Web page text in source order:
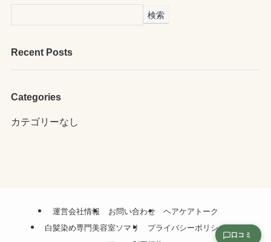
検索
Recent Posts
Categories
カテゴリーなし
運営会社情報 お問い合わせ
ヘアケアトーク
白髪染め専門美容室ソマリ
プライバシーポリシー
口コミ